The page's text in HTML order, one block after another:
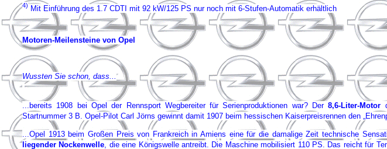
4) Mit Einführung des 1.7 CDTI mit 92 kW/125 PS nur noch mit 6-Stufen-Automatik erhältlich
Motoren-Meilensteine von Opel
Wussten Sie schon, dass...
...bereits 1908 bei Opel der Rennsport Wegbereiter für Serienproduktionen war? Der8,6-Liter-Motor
Startnummer 3 B. Opel-Pilot Carl Jörns gewinnt damit 1907 beim hessischen Kaiserpreisrennen den
...Opel 1913 beim Großen Preis von Frankreich in Amiens eine für die damalige Zeit technische
liegender Nockenwelle, die eine Königswelle antreibt. Die Maschine mobilisiert 110 PS. Das reicht für